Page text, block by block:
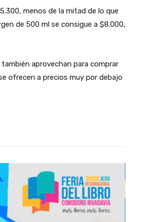
menos de la mitad de lo que
de 500 ml se consigue a $8.000,
aprovechan para comprar
ofrecen a precios muy por debajo